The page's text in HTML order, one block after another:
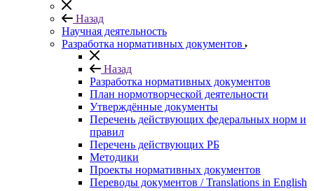
Назад
Научная деятельность
Разработка нормативных документов
Назад
Разработка нормативных документов
План нормотворческой деятельности
Утверждённые документы
Перечень действующих федеральных норм и
правил
Перечень действующих РБ
Методики
Проекты нормативных документов
Переводы документов / Translations in English